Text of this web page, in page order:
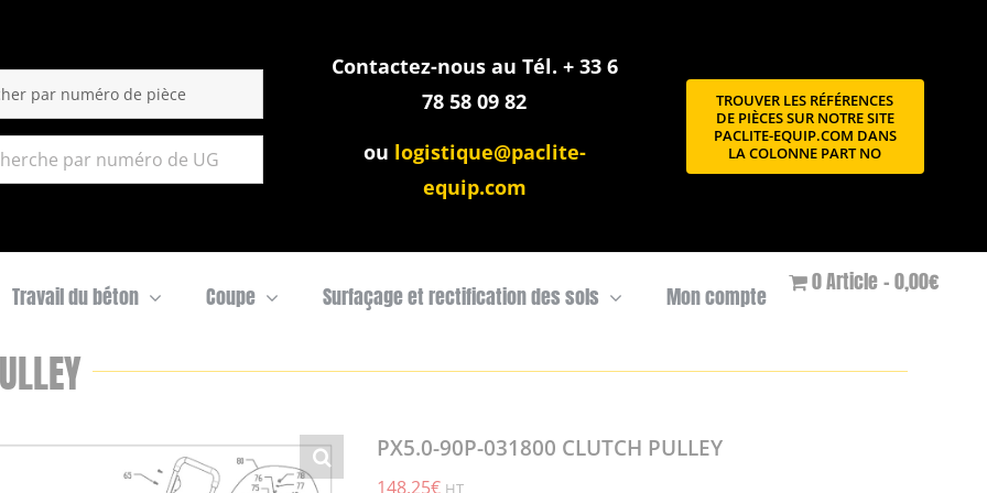
Contactez-nous au Tél. + 33 6
78 58 09 82
ou logistique@paclite-
equip.com
TROUVER LES RÉFÉRENCES
DE PIÈCES SUR NOTRE SITE
PACLITE-EQUIP.COM DANS
LA COLONNE PART NO
Travail du béton Coupe Surfaçage et rectification des sols Mon compte
0 Article 0,00€
PX5.0-90P-031800 CLUTCH PULLEY
148,25€ HT